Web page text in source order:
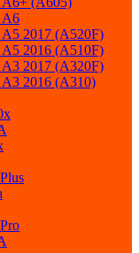
A6
A5 2017 (A520F)
A5 2016 (A510F)
A3 2017 (A320F)
A3 2016 (A310)